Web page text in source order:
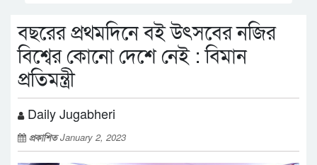
বছরের প্রথমদিনে বই উৎসবের নজির
বিশ্বের কোনো দেশে নেই : বিমান
প্রতিমন্ত্রী
Daily Jugabheri
প্রকাশিতJanuary 2, 2023